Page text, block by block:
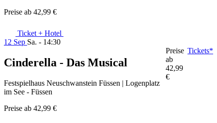
Preise ab 42,99 €
Ticket + Hotel
12 Sep Sa. - 14:30
Cinderella - Das Musical
Festspielhaus Neuschwanstein Füssen | Logenplatz
im See - Füssen
Preise ab 42,99 €
Preise
ab
42,99
€
Tickets*